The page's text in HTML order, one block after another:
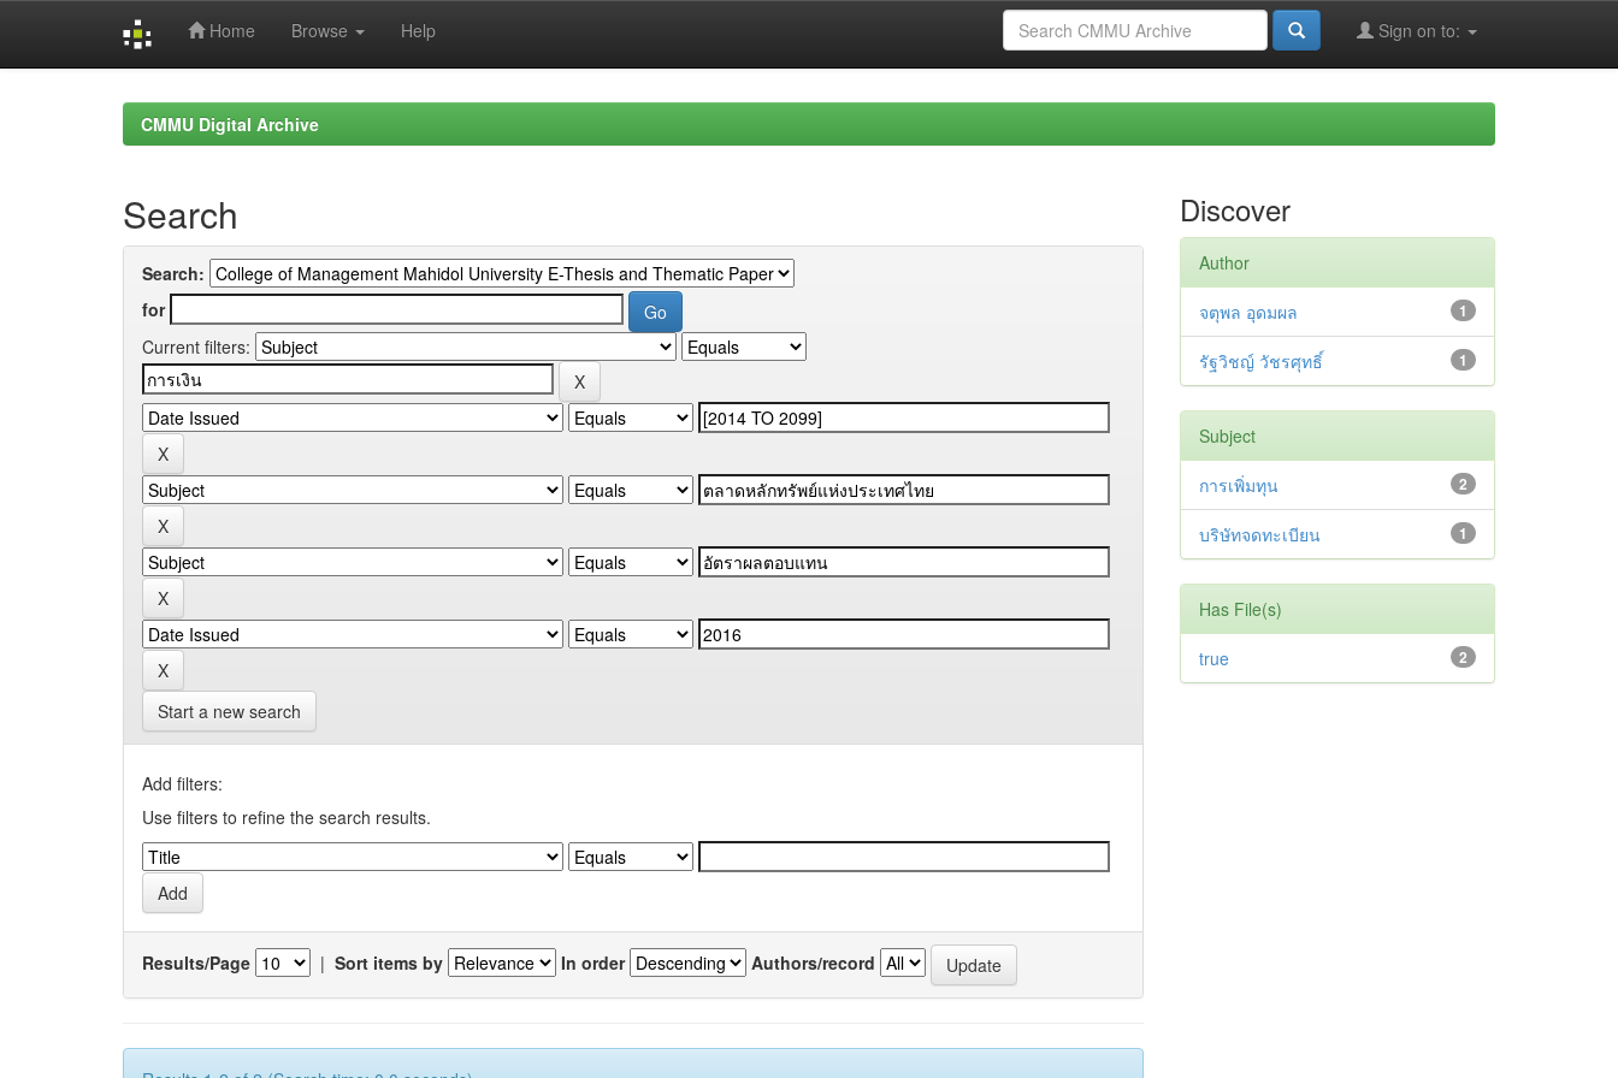
Home Browse Help Sign on to:
CMMU Digital Archive
Search
Search:
for
Current filters:
Start a new search
Add filters:
Use filters to refine the search results.
Results/Page | Sort items by In order Authors/record
Discover
Author
1
จตุพล อุดมผล
1
รัฐวิชญ์ วัชรศุทธิ์
Subject
2
การเพิ่มทุน
1
บริษัทจดทะเบียน
Has File(s)
2
true